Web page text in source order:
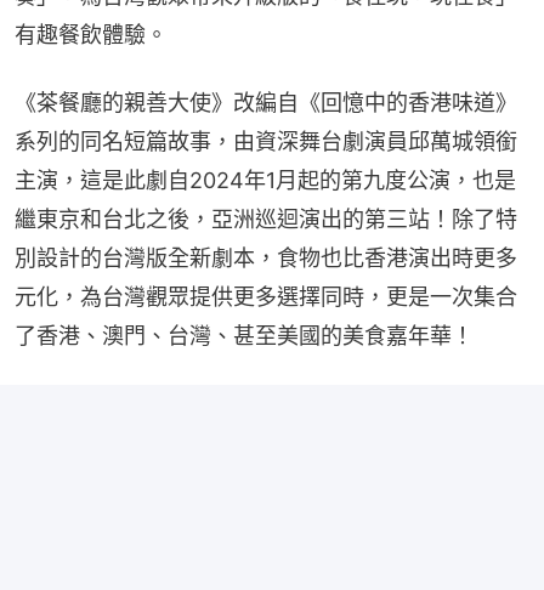
有趣餐飲體驗。
《茶餐廳的親善大使》改編自《回憶中的香港味道》
系列的同名短篇故事，由資深舞台劇演員邱萬城領銜
主演，這是此劇自2024年1月起的第九度公演，也是
繼東京和台北之後，亞洲巡迴演出的第三站！除了特
別設計的台灣版全新劇本，食物也比香港演出時更多
元化，為台灣觀眾提供更多選擇同時，更是一次集合
了香港、澳門、台灣、甚至美國的美食嘉年華！